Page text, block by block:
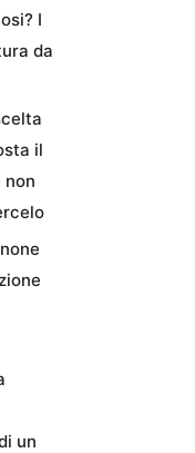
I
da
il
non
un